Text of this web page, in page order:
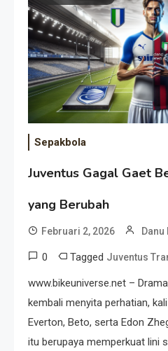
Sepakbola
Juventus Gagal Gaet
yang Berubah
Februari 2, 2026 Danu
0 Tagged Juventus
www.bikeuniverse.net –
kembali menyita perhatian,
Everton, Beto, serta Edon
itu berupaya memperkuat lini